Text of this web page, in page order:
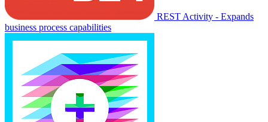
REST Activity - Expands
business process capabilities